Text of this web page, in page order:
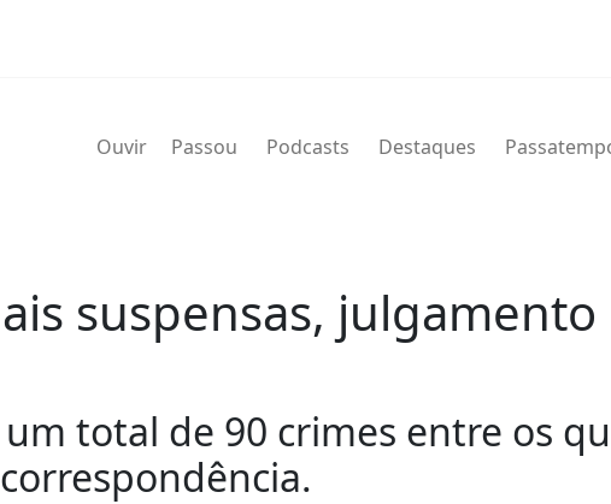
Ouvir Passou Podcasts Destaques
suspensas,
total de 90 crimes entre os